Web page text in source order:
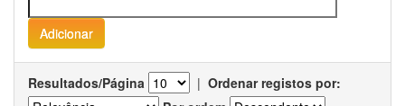
Resultados/Página | Ordenar registos por: